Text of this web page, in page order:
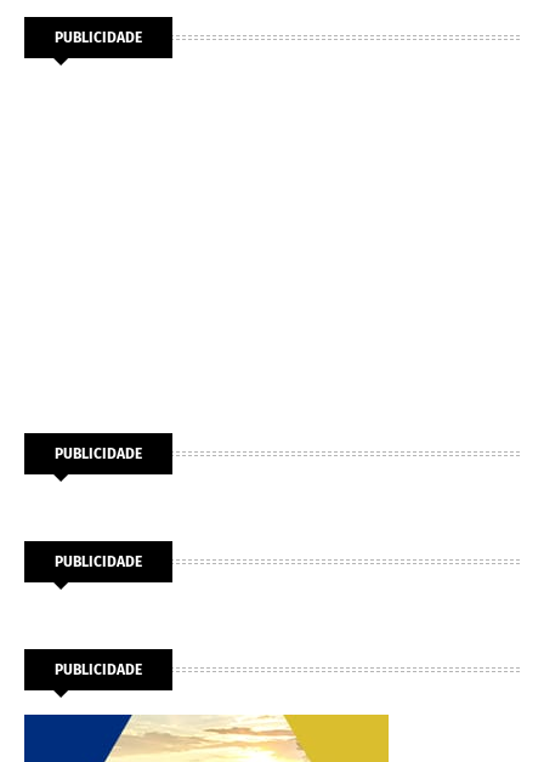
PUBLICIDADE
PUBLICIDADE
PUBLICIDADE
PUBLICIDADE